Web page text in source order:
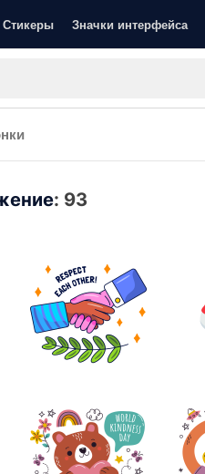
Стикеры Значки интерфейса
: 93